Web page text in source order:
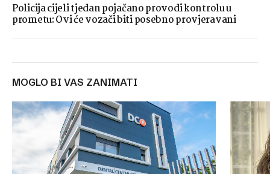
Policija cijeli tjedan pojačano provodi kontrolu u
prometu: Ovi će vozači biti posebno provjeravani
MOGLO BI VAS ZANIMATI